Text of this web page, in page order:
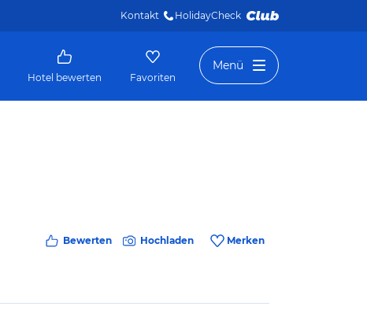
Kontakt HolidayCheck
Hotel bewerten Favoriten
Menü
Bewerten Hochladen Merken